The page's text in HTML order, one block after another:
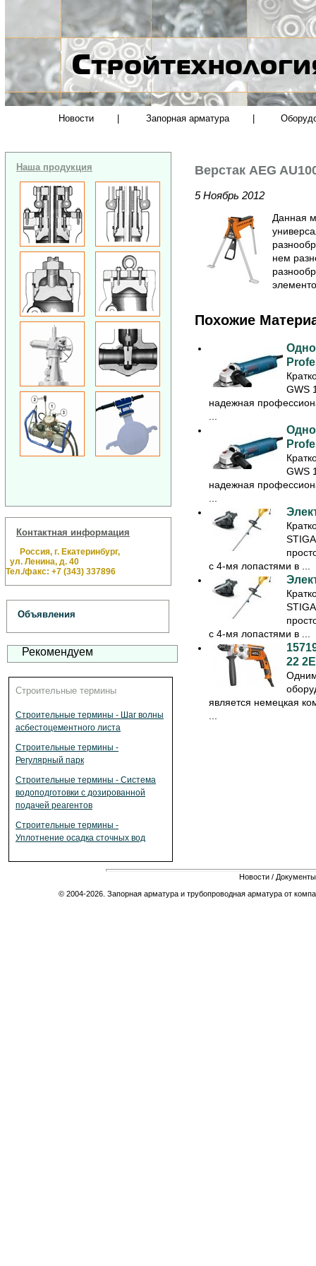
Новости Запорная арматура
Наша продукция
Контактная информация
Россия, г. Екатеринбург,
ул. Ленина, д. 40
Тел./факс: +7 (343) 337896
Объявления
Рекомендуем
Строительные термины
Строительные термины - Шаг волны
асбестоцементного листа
Строительные термины -
Регулярный парк
Строительные термины - Система
водоподготовки с дозированной
подачей реагентов
Строительные термины -
Уплотнение осадка сточных вод
Верстак AEG
5 Ноябрь 2012
Данная
нем
Похожие
GWS
надежная
GWS
надежная
с 4-мя лопастями в ...
с 4-мя лопастями в ...
22
Одним
является немецкая
Новости / Документы
© 2004-2026. Запорная арматура и трубопроводная арматура от